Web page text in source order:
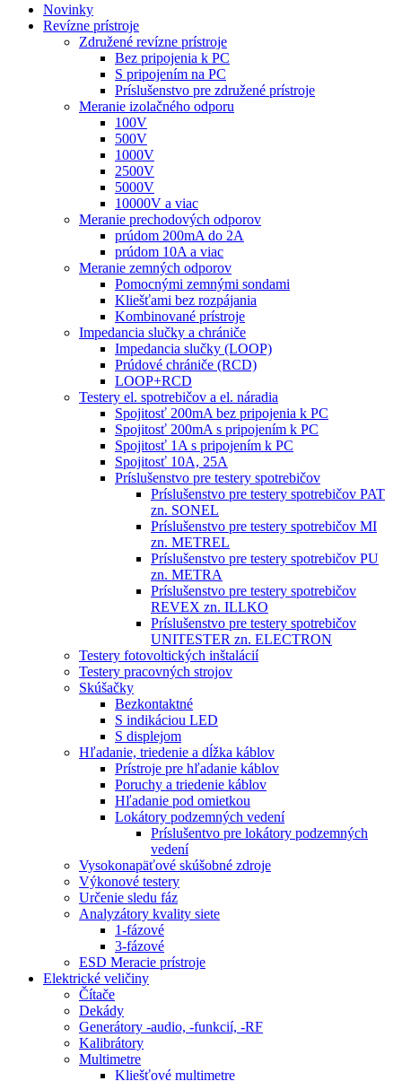
Novinky
Revízne prístroje
Združené revízne prístroje
Bez pripojenia k PC
S pripojením na PC
Príslušenstvo pre združené prístroje
Meranie izolačného odporu
100V
500V
1000V
2500V
5000V
10000V a viac
Meranie prechodových odporov
prúdom 200mA do 2A
prúdom 10A a viac
Meranie zemných odporov
Pomocnými zemnými sondami
Kliešťami bez rozpájania
Kombinované prístroje
Impedancia slučky a chrániče
Impedancia slučky (LOOP)
Prúdové chrániče (RCD)
LOOP+RCD
Testery el. spotrebičov a el. náradia
Spojitosť 200mA bez pripojenia k PC
Spojitosť 200mA s pripojením k PC
Spojitosť 1A s pripojením k PC
Spojitosť 10A, 25A
Príslušenstvo pre testery spotrebičov
Príslušenstvo pre testery spotrebičov PAT
zn. SONEL
Príslušenstvo pre testery spotrebičov MI
zn. METREL
Príslušenstvo pre testery spotrebičov PU
zn. METRA
Príslušenstvo pre testery spotrebičov
REVEX zn. ILLKO
Príslušenstvo pre testery spotrebičov
UNITESTER zn. ELECTRON
Testery fotovoltických inštalácií
Testery pracovných strojov
Skúšačky
Bezkontaktné
S indikáciou LED
S displejom
Hľadanie, triedenie a dĺžka káblov
Prístroje pre hľadanie káblov
Poruchy a triedenie káblov
Hľadanie pod omietkou
Lokátory podzemných vedení
Príslušentvo pre lokátory podzemných
vedení
Vysokonapäťové skúšobné zdroje
Výkonové testery
Určenie sledu fáz
Analyzátory kvality siete
1-fázové
3-fázové
ESD Meracie prístroje
Elektrické veličiny
Čítače
Dekády
Generátory -audio, -funkcií, -RF
Kalibrátory
Multimetre
Kliešťové multimetre